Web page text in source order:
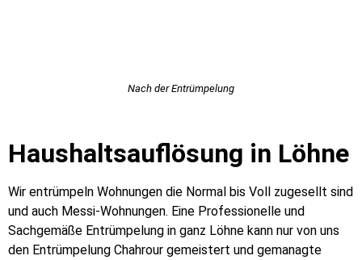
Nach der Entrümpelung
Haushaltsauflösung in Löhne
Wir entrümpeln Wohnungen die Normal bis Voll zugesellt sind
und auch Messi-Wohnungen. Eine Professionelle und
Sachgemäße Entrümpelung in ganz Löhne kann nur von uns
den Entrümpelung Chahrour gemeistert und gemanagte